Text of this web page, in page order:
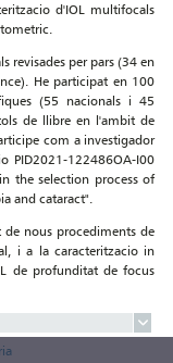
d'IOL multifocals
revisades per pars (34 en
He participat en 100
(55 nacionals i 45
de llibre en l'ambit de
com a investigador
PID2021-122486OA-I00
the selection process of
and cataract".
de nous procediments de
i a la caracteritzacio in
de profunditat de focus